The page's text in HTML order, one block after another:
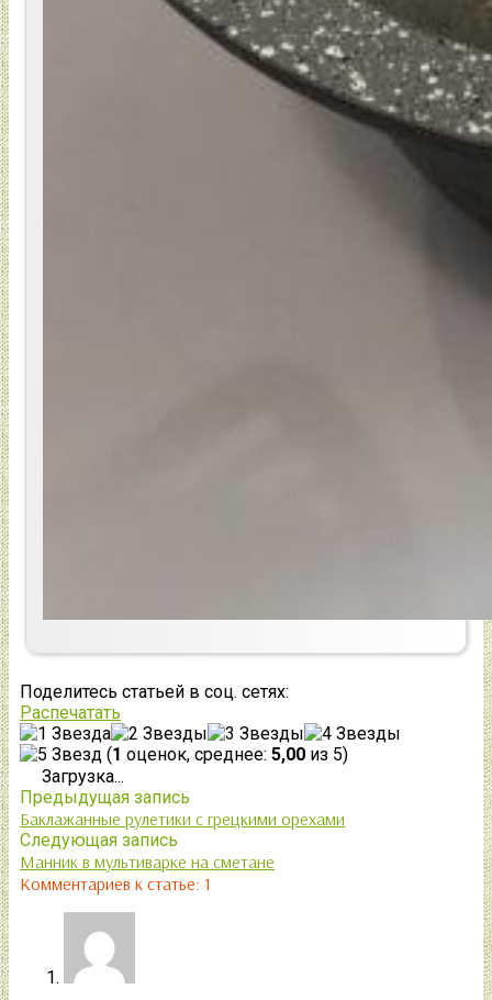
Поделитесь статьей в соц. сетях:
Распечатать
(1 оценок, среднее: 5,00 из 5)
Загрузка...
Предыдущая запись
Баклажанные рулетики с грецкими орехами
Следующая запись
Манник в мультиварке на сметане
Комментариев к статье: 1